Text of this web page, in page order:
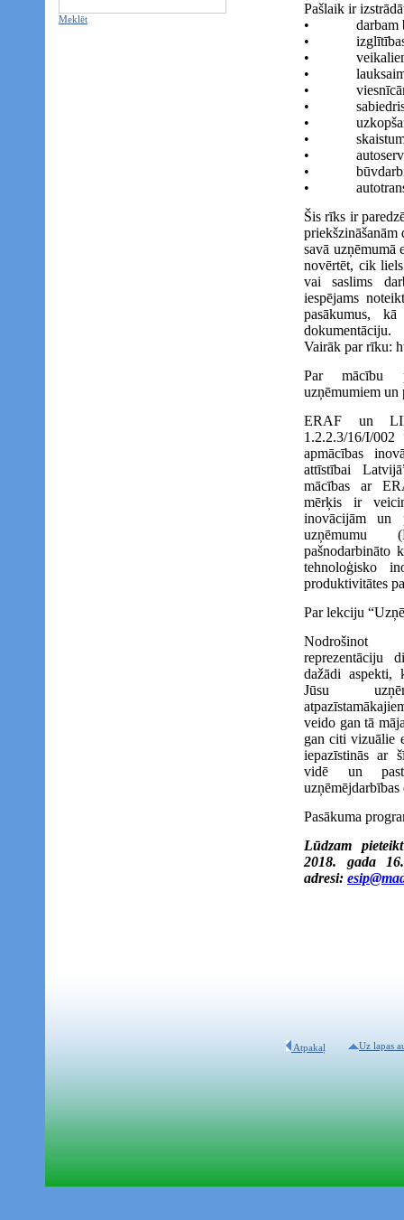
Meklēt
Pašlaik ir
• darbam
• izglītības
•
•
• viesnīcām
• sabiedriskās
•
•
•
•
•
Šis rīks ir
priekšzināšanām
savā uzņēmumā
novērtēt, cik
vai saslims
iespējams
pasākumus,
dokumentāciju.
Vairāk par rīku:
Par mācību
uzņēmumiem un
ERAF un
1.2.2.3/16/I/
apmācības
attīstībai
mācības ar
mērķis ir
inovācijām un
uzņēmumu
pašnodarbināto
tehnoloģisko
produktivitātes
Par lekciju
Nodrošinot
reprezentāciju
dažādi aspekti,
Jūsu
veido gan tā
gan citi vizuālie
iepazīstinās ar
vidē un
Pasākuma
Lūdzam
2018. gada
adresi:
Atpakaļ Uz lapas